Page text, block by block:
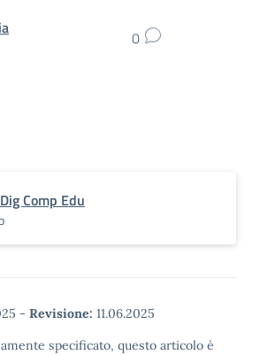
0
Comp Edu
- Revisione: 11.06.2025
specificato, questo articolo è